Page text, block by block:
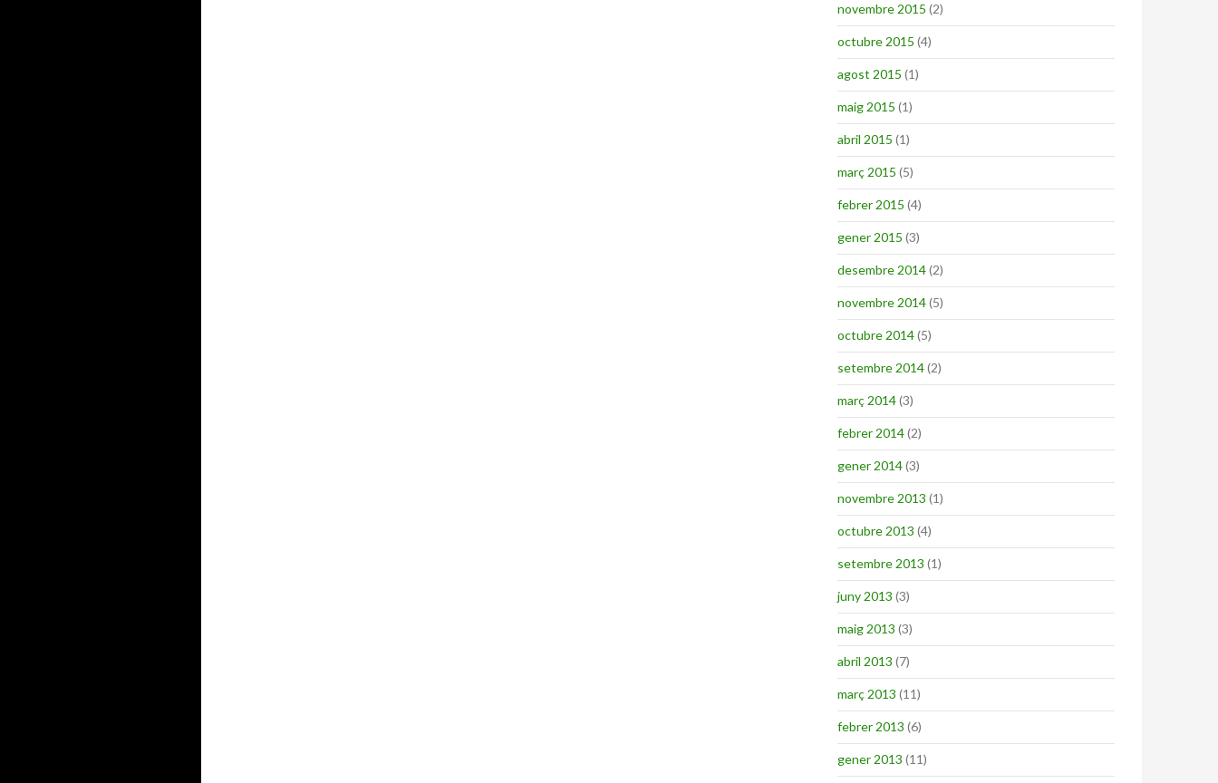
novembre 2015 (2)
octubre 2015 (4)
agost 2015 (1)
maig 2015 (1)
abril 2015 (1)
març 2015 (5)
febrer 2015 (4)
gener 2015 (3)
desembre 2014(2)
novembre 2014(5)
octubre 2014(5)
setembre 2014(2)
març 2014(3)
febrer 2014(2)
gener 2014(3)
novembre 2013 (1)
octubre 2013 (4)
setembre 2013 (1)
juny 2013 (3)
maig 2013 (3)
abril 2013 (7)
març 2013 (11)
febrer 2013 (6)
gener 2013 (11)